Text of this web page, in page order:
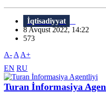
İqtisadiyyat
8 Avqust 2022, 14:22
573
A- A A+
EN RU
Turan İnformasiya